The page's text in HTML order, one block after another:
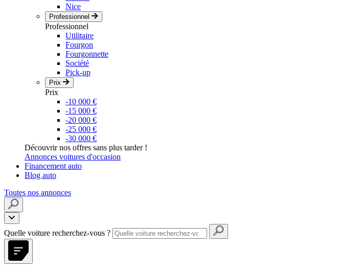
Nice
Professionnel
Professionnel
Utilitaire
Fourgon
Fourgonnette
Société
Pick-up
Prix
Prix
-10 000 €
-15 000 €
-20 000 €
-25 000 €
-30 000 €
Découvrir nos offres sans plus tarder !
Annonces voitures d'occasion
Financement auto
Blog auto
Toutes nos annonces
Quelle voiture recherchez-vous ?